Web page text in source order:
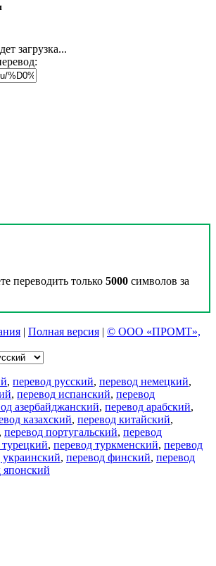
загрузка...
переводить только 5000 символов за
| Полная версия | © ООО «ПРОМТ»,
, перевод русский, перевод немецкий,
, перевод испанский, перевод
азербайджанский, перевод арабский,
казахский, перевод китайский,
, перевод португальский, перевод
, перевод туркменский, перевод
украинский, перевод финский, перевод
японский